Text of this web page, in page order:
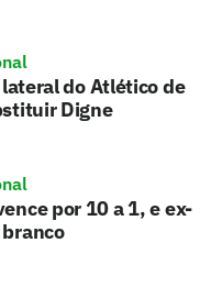
do Atlético de
Digne
por 10 a 1, e ex-
branco